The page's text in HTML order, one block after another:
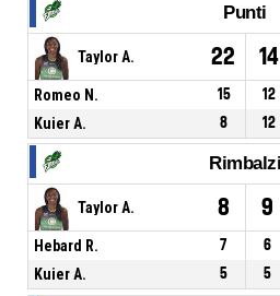
Punti
Taylor A. 22 14
Romeo N. 15 12
Kuier A.
8 12
Rimbalzi
Taylor A. 8 9
Hebard R. 7 6
Kuier A.
5 5